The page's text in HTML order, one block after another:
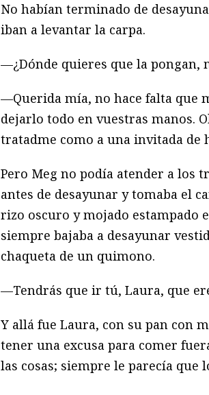
No habían terminado de
iban a levantar la carpa.
—¿Dónde quieres que la pongan,
—Querida mía, no hace falta que
dejarlo todo en vuestras manos.
tratadme como a una invitada de
Pero Meg no podía atender a los
antes de desayunar y tomaba el
rizo oscuro y mojado estampado
siempre bajaba a desayunar
chaqueta de un quimono.
—Tendrás que ir tú, Laura, que
Y allá fue Laura, con su pan con
tener una excusa para comer
las cosas; siempre le parecía que